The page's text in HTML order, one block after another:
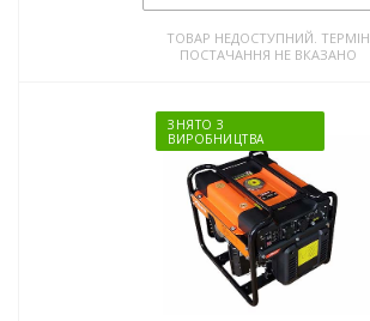
ТОВАР НЕДОСТУПНИЙ. ТЕРМІН
ПОСТАЧАННЯ НЕ ВКАЗАНО
ЗНЯТО З
ВИРОБНИЦТВА